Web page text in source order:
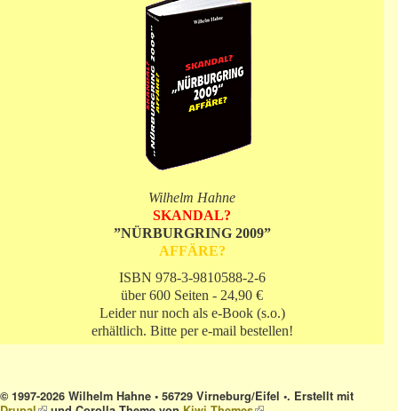
Wilhelm Hahne
SKANDAL?
”NÜRBURGRING 2009”
AFFÄRE?
ISBN 978-3-9810588-2-6
über 600 Seiten - 24,90 €
Leider nur noch als e-Book (s.o.)
erhältlich. Bitte per e-mail bestellen!
© 1997-2026 Wilhelm Hahne • 56729 Virneburg/Eifel •. Erstellt mit